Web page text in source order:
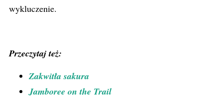
wykluczenie.
Przeczytaj też:
Zakwitła sakura
Jamboree on the Trail